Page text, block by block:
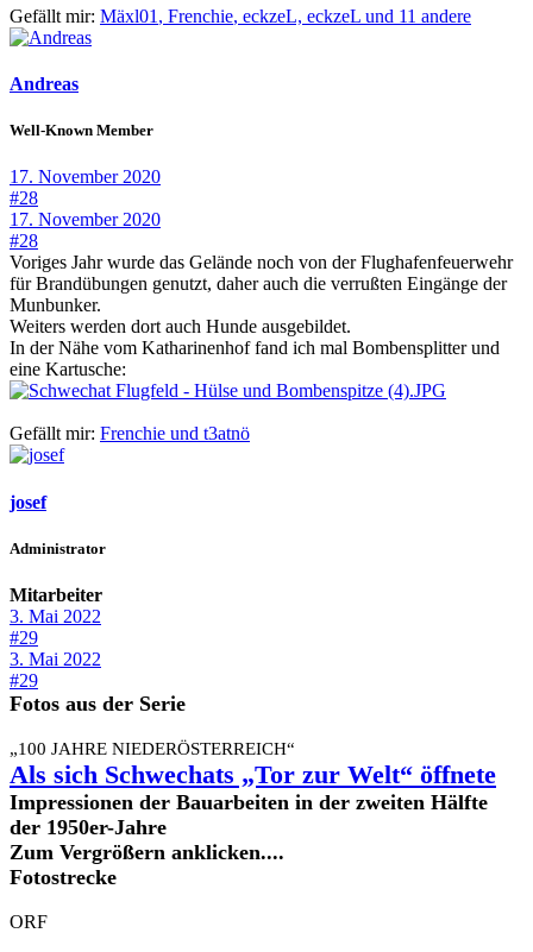
Gefällt mir: Mäxl01 , Frenchie, eckzeL, eckzeL und 11 andere
Andreas
Well-Known Member
17. November 2020
#28
17. November 2020
#28
Voriges Jahr wurde das Gelände noch von der Flughafenfeuerwehr
für Brandübungen genutzt, daher auch die verrußten Eingänge der
Munbunker.
Weiters werden dort auch Hunde ausgebildet.
In der Nähe vom Katharinenhof fand ich mal Bombensplitter und
eine Kartusche:
Gefällt mir: Frenchie und t3atnö
josef
Administrator
Mitarbeiter
3. Mai 2022
#29
3. Mai 2022
#29
Fotos aus der Serie
„100 JAHRE NIEDERÖSTERREICH“
Als sich Schwechats „Tor zur Welt“ öffnete
Impressionen der Bauarbeiten in der zweiten Hälfte
der 1950er-Jahre
Zum Vergrößern anklicken....
Fotostrecke
ORF